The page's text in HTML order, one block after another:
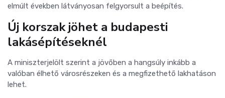
elmúlt években látványosan felgyorsult a beépítés.
Új korszak jöhet a budapesti
lakásépítéseknél
A miniszterjelölt szerint a jövőben a hangsúly inkább a
valóban élhető városrészeken és a megfizethető lakhatáson
lehet.